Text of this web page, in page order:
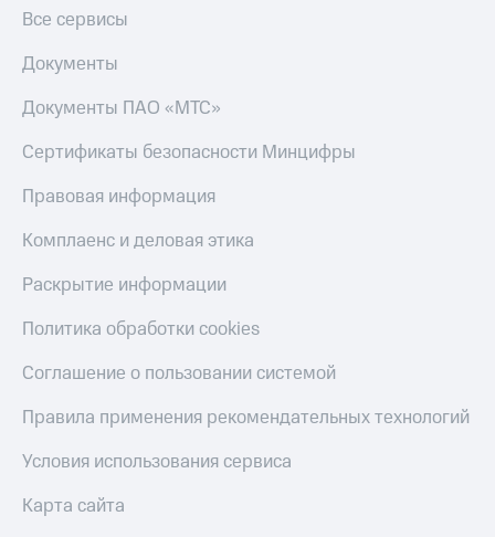
Все сервисы
Документы
Документы ПАО «МТС»
Сертификаты безопасности Минцифры
Правовая информация
Комплаенс и деловая этика
Раскрытие информации
Политика обработки cookies
Соглашение о пользовании системой
Правила применения рекомендательных технологий
Условия использования сервиса
Карта сайта